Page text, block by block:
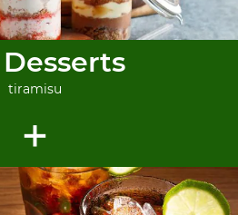
tiramisu
+